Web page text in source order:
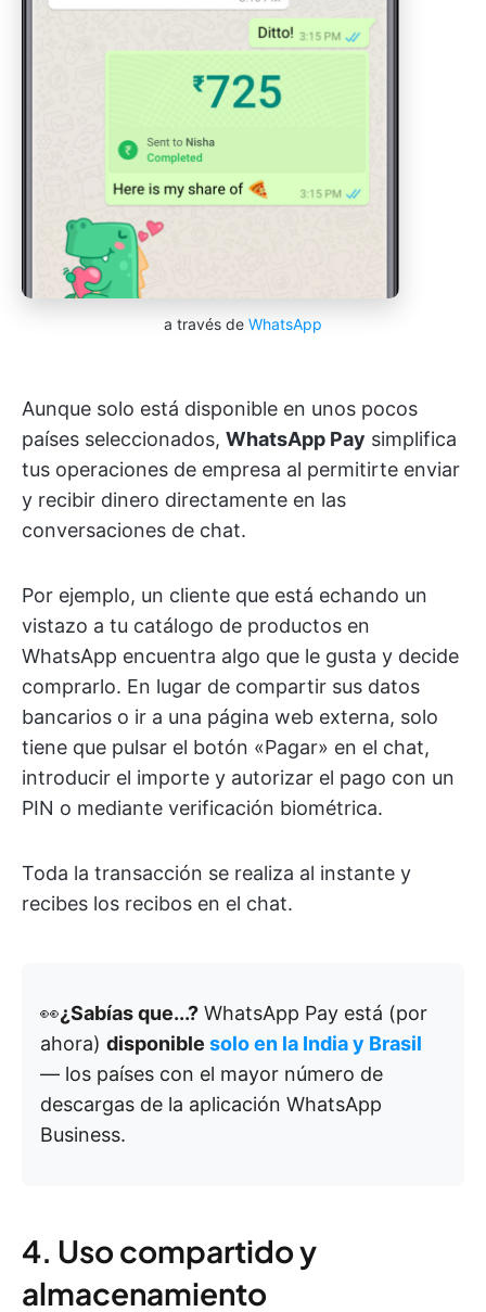
a través de WhatsApp
Aunque solo está disponible en unos pocos
países seleccionados, WhatsApp Pay simplifica
tus operaciones de empresa al permitirte enviar
y recibir dinero directamente en las
conversaciones de chat.
Por ejemplo, un cliente que está echando un
vistazo a tu catálogo de productos en
WhatsApp encuentra algo que le gusta y decide
comprarlo. En lugar de compartir sus datos
bancarios o ir a una página web externa, solo
tiene que pulsar el botón «Pagar» en el chat,
introducir el importe y autorizar el pago con un
PIN o mediante verificación biométrica.
Toda la transacción se realiza al instante y
recibes los recibos en el chat.
👀¿Sabías que...? WhatsApp Pay está (por
ahora) disponible solo en la India y Brasil
— los países con el mayor número de
descargas de la aplicación WhatsApp
Business.
4. Uso compartido y
almacenamiento